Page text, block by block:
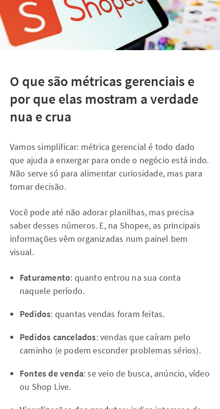
O que são métricas gerenciais e
por que elas mostram a verdade
nua e crua
Vamos simplificar: métrica gerencial é todo dado
que ajuda a enxergar para onde o negócio está indo.
Não serve só para alimentar curiosidade, mas para
tomar decisão.
Você pode até não adorar planilhas, mas precisa
saber desses números. E, na Shopee, as principais
informações vêm organizadas num painel bem
visual.
Faturamento: quanto entrou na sua conta
naquele período.
Pedidos: quantas vendas foram feitas.
Pedidos cancelados: vendas que caíram pelo
caminho (e podem esconder problemas sérios).
Fontes de venda: se veio de busca, anúncio, vídeo
ou Shop Live.